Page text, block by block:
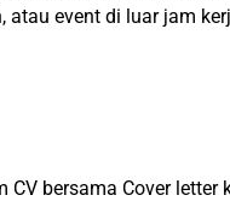
atau event di luar jam
CV bersama Cover letter